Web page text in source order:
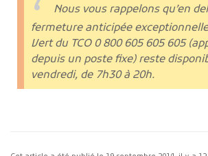
Nous vous rappelons qu’en
fermeture anticipée
Vert du TCO 0 800 605 605 605
depuis un poste fixe) reste
vendredi, de 7h30 à 20h.